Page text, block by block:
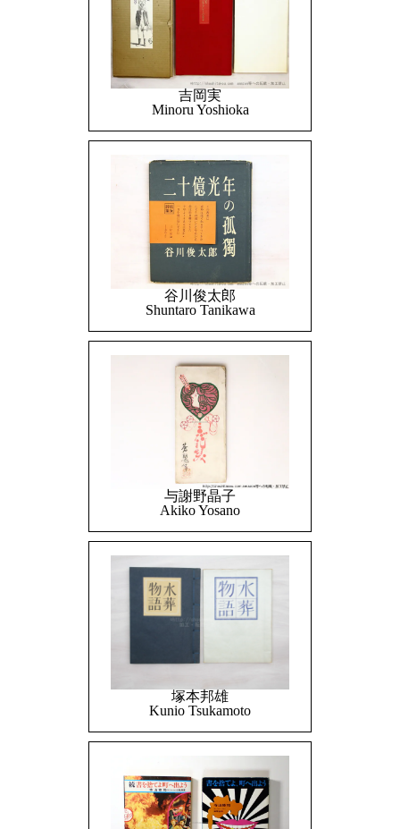
吉岡実
Minoru Yoshioka
谷川俊太郎
Shuntaro Tanikawa
与謝野晶子
Akiko Yosano
塚本邦雄
Kunio Tsukamoto